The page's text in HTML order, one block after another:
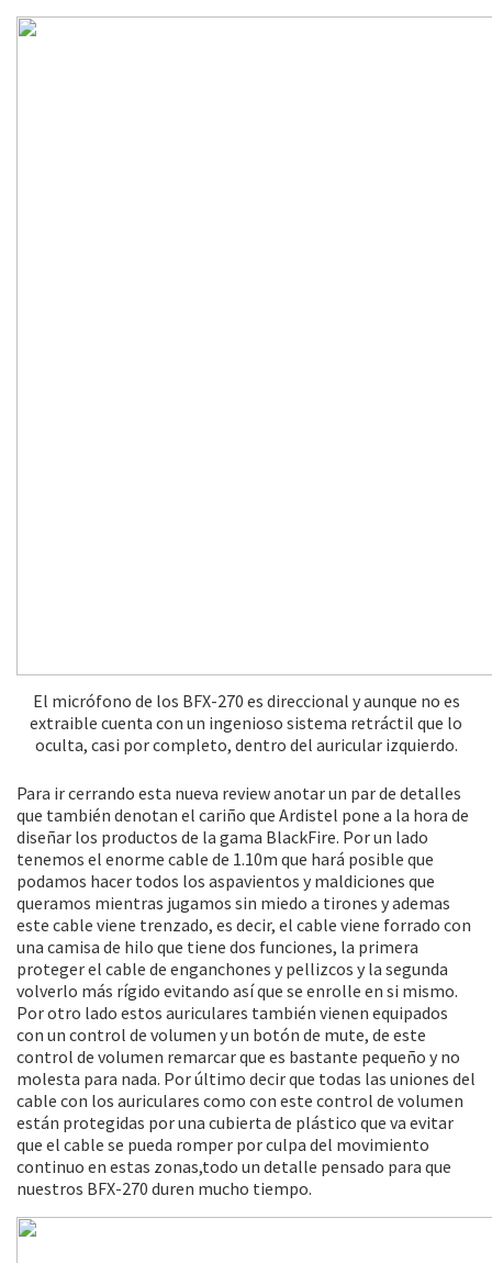
El micrófono de los BFX-270 es direccional y aunque no es
extraible cuenta con un ingenioso sistema retráctil que lo
oculta, casi por completo, dentro del auricular izquierdo.
Para ir cerrando esta nueva review anotar un par de detalles
que también denotan el cariño que Ardistel pone a la hora de
diseñar los productos de la gama BlackFire. Por un lado
tenemos el enorme cable de 1.10m que hará posible que
podamos hacer todos los aspavientos y maldiciones que
queramos mientras jugamos sin miedo a tirones y ademas
este cable viene trenzado, es decir, el cable viene forrado con
una camisa de hilo que tiene dos funciones, la primera
proteger el cable de enganchones y pellizcos y la segunda
volverlo más rígido evitando así que se enrolle en si mismo.
Por otro lado estos auriculares también vienen equipados
con un control de volumen y un botón de mute, de este
control de volumen remarcar que es bastante pequeño y no
molesta para nada. Por último decir que todas las uniones del
cable con los auriculares como con este control de volumen
están protegidas por una cubierta de plástico que va evitar
que el cable se pueda romper por culpa del movimiento
continuo en estas zonas,todo un detalle pensado para que
nuestros BFX-270 duren mucho tiempo.